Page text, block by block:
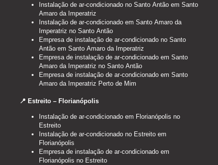
Instalação de ar-condicionado no Santo Antão em Santo
Amaro da Imperatriz
Instalação de ar-condicionado em Santo Amaro da
Imperatriz no Santo Antão
Empresa de instalação de ar-condicionado no Santo
Antão em Santo Amaro da Imperatriz
Empresa de instalação de ar-condicionado em Santo
Amaro da Imperatriz no Santo Antão
Empresa de instalação de ar-condicionado em Santo
Amaro da Imperatriz Perto de Mim
📍 Estreito – Florianópolis
Instalação de ar-condicionado em Florianópolis no
Estreito
Instalação de ar-condicionado no Estreito em
Florianópolis
Empresa de instalação de ar-condicionado em
Florianópolis no Estreito